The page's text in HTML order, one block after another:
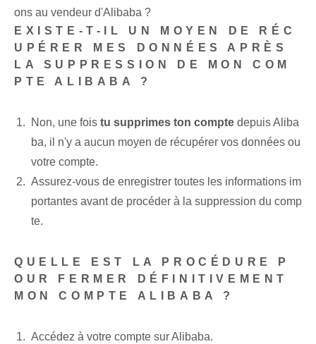
ons au vendeur d'Alibaba ?
EXISTE-T-IL UN MOYEN DE RÉC
UPÉRER MES DONNÉES APRÈS
LA SUPPRESSION DE MON COM
PTE ALIBABA ?
Non, une fois tu supprimes ton compte depuis Aliba
ba, il n'y a aucun moyen de récupérer vos données ou
votre compte.
Assurez-vous de ⁤enregistrer toutes les informations im
portantes avant de procéder‍ à la ⁤suppression du comp
te.
QUELLE EST LA PROCÉDURE P
OUR FERMER DÉFINITIVEMENT
MON COMPTE ALIBABA ?
Accédez⁢ à votre compte sur Alibaba.